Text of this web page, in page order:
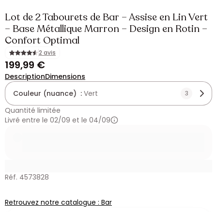
Lot de 2 Tabourets de Bar – Assise en Lin Vert
– Base Métallique Marron – Design en Rotin –
Confort Optimal
2 avis
199,99 €
DescriptionDimensions
Couleur (nuance) : Vert 3
Quantité limitée
Livré entre le 02/09 et le 04/09
Réf. 4573828
Retrouvez notre catalogue : Bar